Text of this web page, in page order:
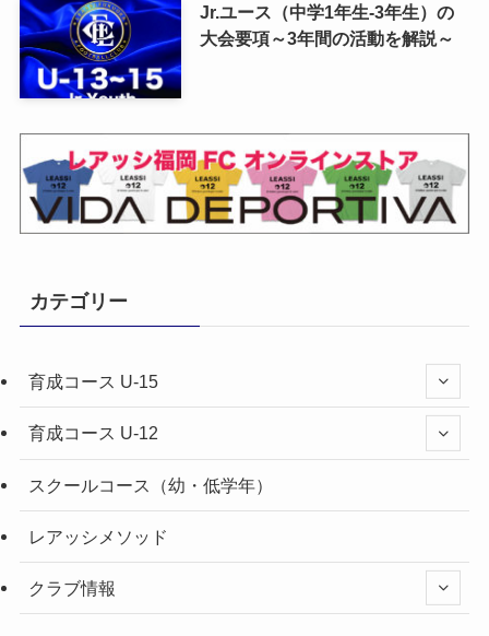
Jr.ユース（中学1年生-3年生）の
大会要項～3年間の活動を解説～
カテゴリー
育成コース U-15
育成コース U-12
スクールコース（幼・低学年）
レアッシメソッド
クラブ情報